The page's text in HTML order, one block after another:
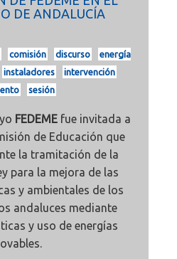
DE ANDALUCÍA
comisión discurso
energía
instaladores
intervención
sesión
FEDEME fue invitada a
de Educación que
la tramitación de la
para la mejora de las
y ambientales de los
andaluces mediante
y uso de energías